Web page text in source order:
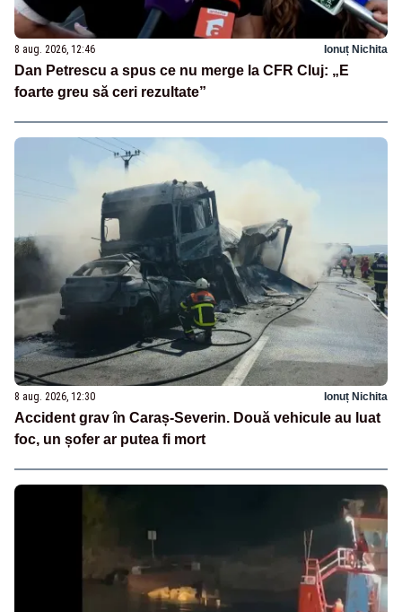
8 aug. 2026, 12:46 Ionuț Nichita
Dan Petrescu a spus ce nu merge la CFR Cluj: „E
foarte greu să ceri rezultate”
8 aug. 2026, 12:30 Ionuț Nichita
Accident grav în Caraș-Severin. Două vehicule au luat
foc, un șofer ar putea fi mort